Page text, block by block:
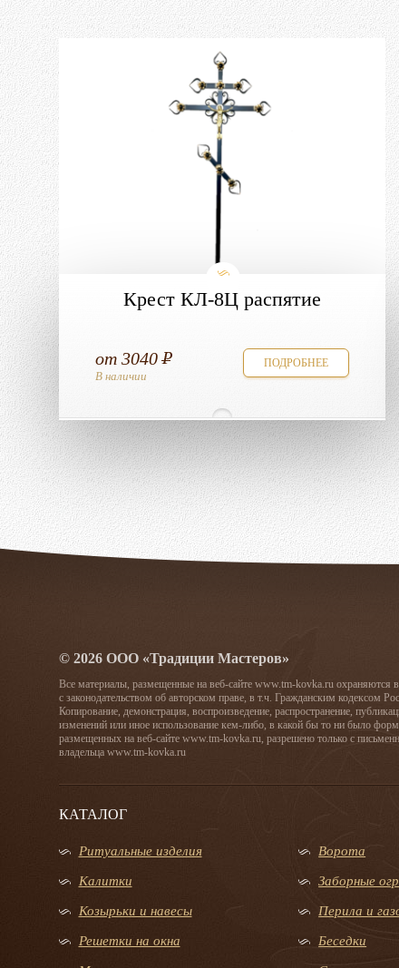
Крест КЛ-8Ц распятие
от 3040
В наличии
ПОДРОБНЕЕ
© 2026 ООО «Традиции Мастеров»
Все материалы, размещенные на веб-сайте www.tm-kovka.ru охраняются в
с законодательством об авторском праве, в т.ч. Гражданским кодексом
Копирование, демонстрация, воспроизведение, распространение,
изменений или иное использование кем-либо, в какой бы то ни было
размещенных на веб-сайте www.tm-kovka.ru, разрешено только с
владельца www.tm-kovka.ru
КАТАЛОГ
Ритуальные изделия Ворота
Калитки Заборные
Козырьки и навесы Перила и
Решетки на окна Беседки